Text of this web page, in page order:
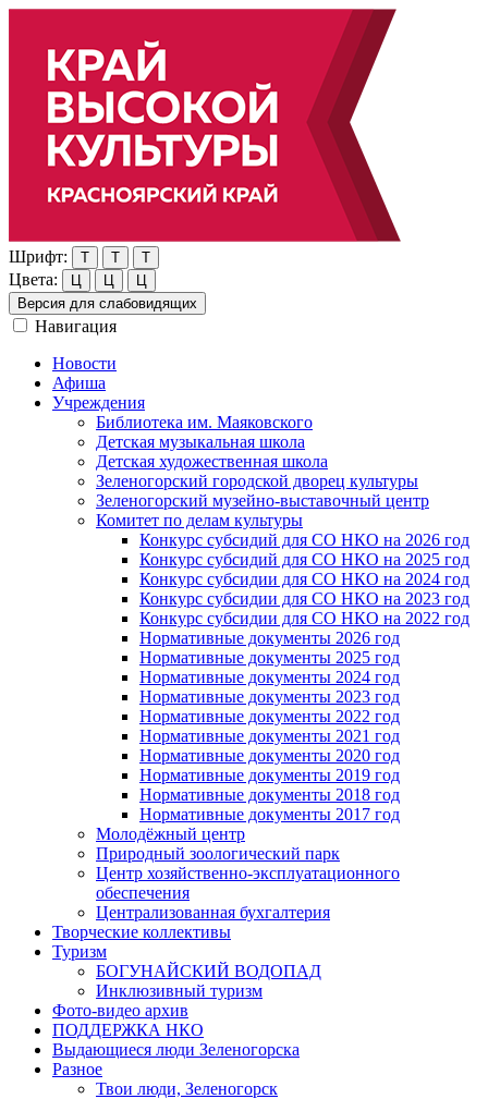
Шрифт: Т Т Т
Цвета: Ц Ц
Ц
Версия для слабовидящих
Навигация
Новости
Афиша
Учреждения
Библиотека им. Маяковского
Детская музыкальная школа
Детская художественная школа
Зеленогорский городской дворец культуры
Зеленогорский музейно-выставочный центр
Комитет по делам культуры
Конкурс субсидий для СО НКО на 2026 год
Конкурс субсидий для СО НКО на 2025 год
Конкурс субсидии для СО НКО на 2024 год
Конкурс субсидии для СО НКО на 2023 год
Конкурс субсидии для СО НКО на 2022 год
Нормативные документы 2026 год
Нормативные документы 2025 год
Нормативные документы 2024 год
Нормативные документы 2023 год
Нормативные документы 2022 год
Нормативные документы 2021 год
Нормативные документы 2020 год
Нормативные документы 2019 год
Нормативные документы 2018 год
Нормативные документы 2017 год
Молодёжный центр
Природный зоологический парк
Центр хозяйственно-эксплуатационного
обеспечения
Централизованная бухгалтерия
Творческие коллективы
Туризм
БОГУНАЙСКИЙ ВОДОПАД
Инклюзивный туризм
Фото-видео архив
ПОДДЕРЖКА НКО
Выдающиеся люди Зеленогорска
Разное
Твои люди, Зеленогорск